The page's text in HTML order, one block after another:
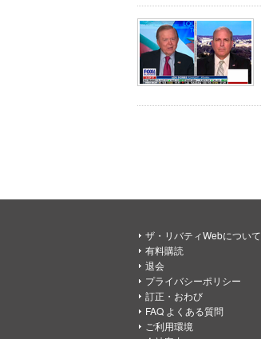
ザ・リバティWebについて
有料購読
退会
プライバシーポリシー
訂正・おわび
FAQ よくある質問
ご利用環境